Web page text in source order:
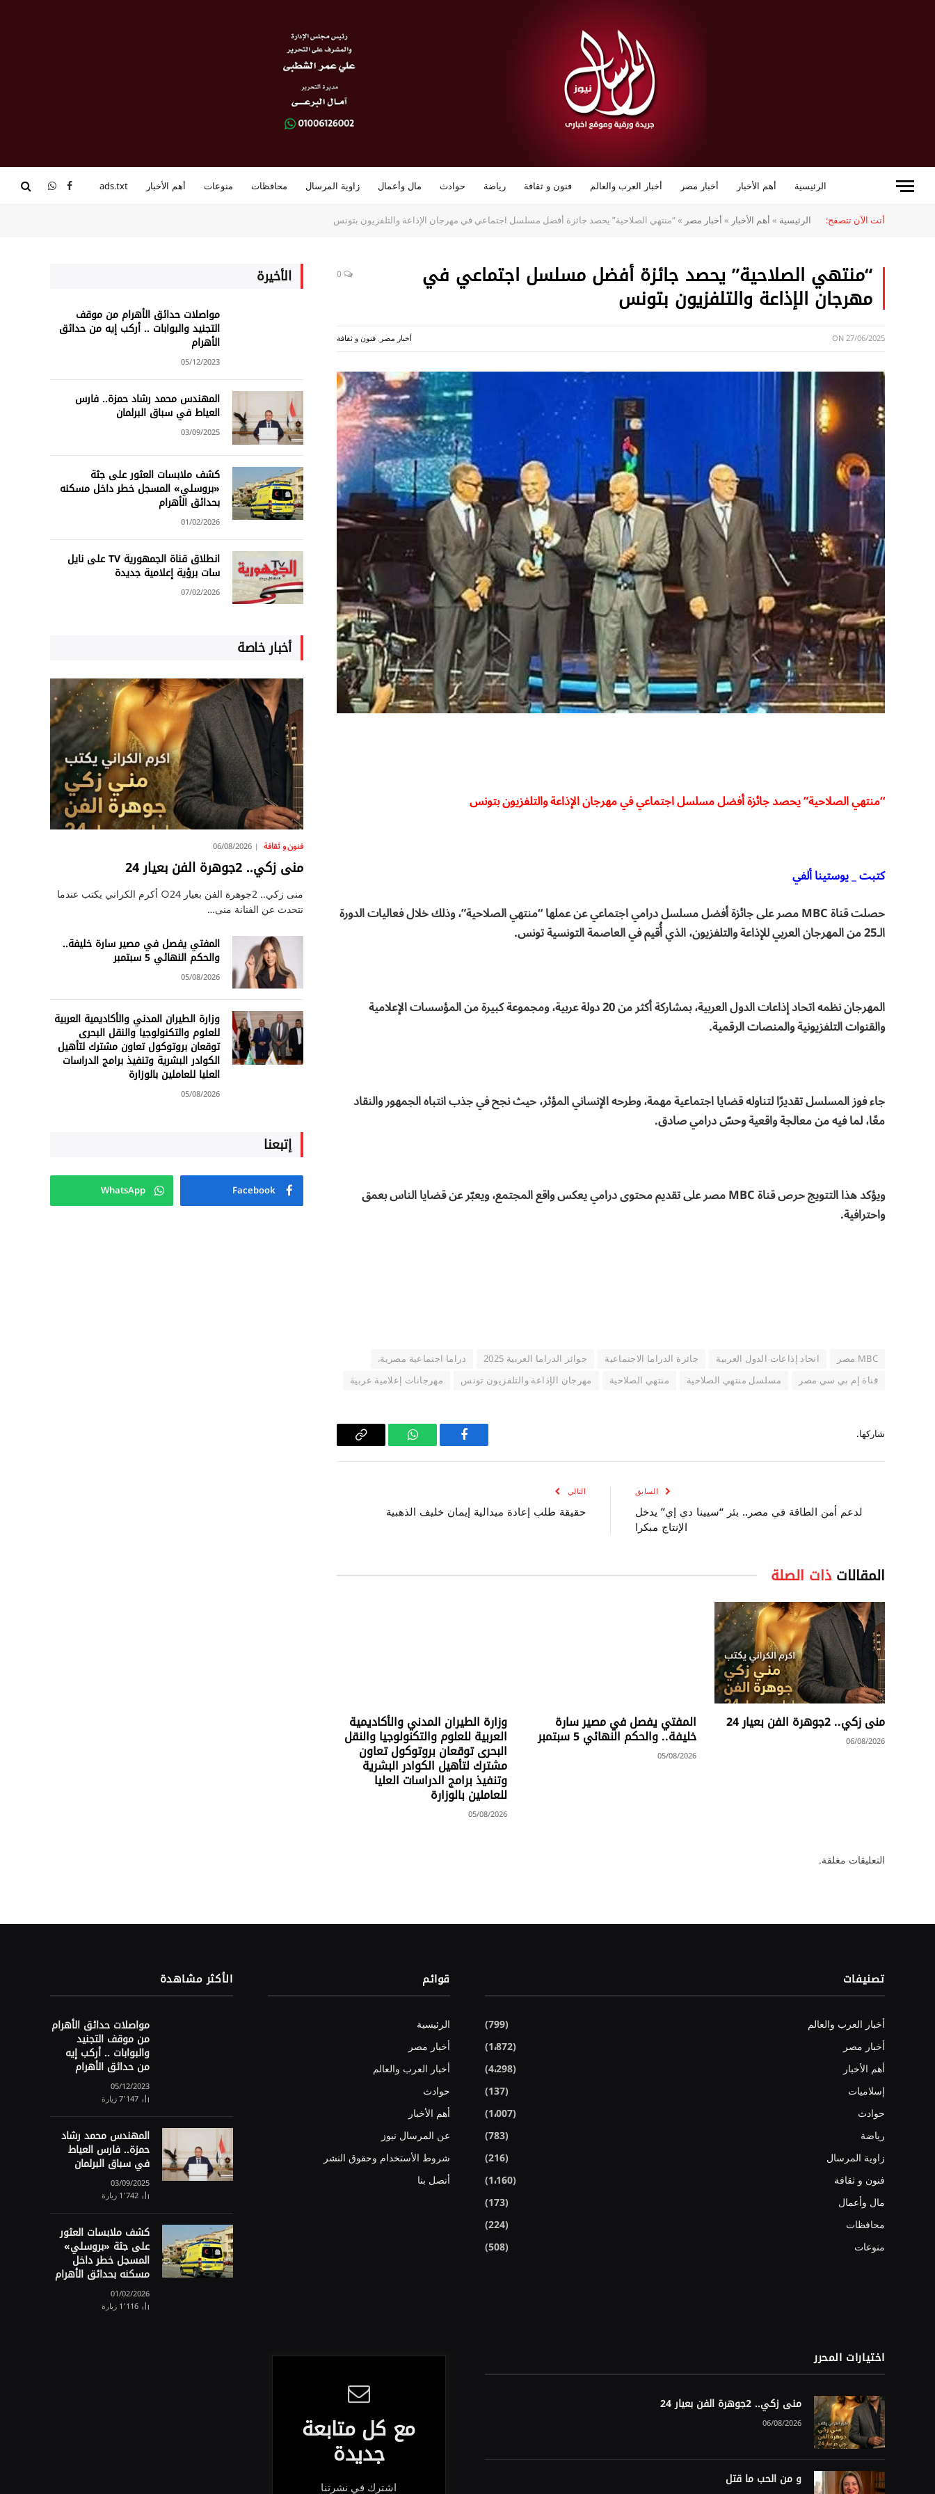
الرئيسية أهم الأخبار أخبار مصر أخبار العرب والعالم فنون و ثقافة رياضة حوادث مال وأعمال زاوية المرسال محافظات منوعات أهم الأخبار ads.txt فيسبوكواتساب
أنت الآن تتصفح: الرئيسية»أهم الأخبار»أخبار مصر»“منتهي الصلاحية” يحصد جائزة أفضل مسلسل اجتماعي في مهرجان الإذاعة والتلفزيون بتونس
“منتهي الصلاحية” يحصد جائزة أفضل مسلسل اجتماعي في
مهرجان الإذاعة والتلفزيون بتونس
ON27/06/2025 أخبار مصر,فنون و ثقافة
“منتهي الصلاحية” يحصد جائزة أفضل مسلسل اجتماعي في مهرجان الإذاعة والتلفزيون بتونس
كتبت _ يوستينا ألفي
حصلت قناة MBC مصر على جائزة أفضل مسلسل درامي اجتماعي عن عملها “منتهي الصلاحية”، وذلك خلال فعاليات الدورة
الـ25 من المهرجان العربي للإذاعة والتلفزيون، الذي أُقيم في العاصمة التونسية تونس.
المهرجان نظمه اتحاد إذاعات الدول العربية، بمشاركة أكثر من 20 دولة عربية، ومجموعة كبيرة من المؤسسات الإعلامية
والقنوات التلفزيونية والمنصات الرقمية.
جاء فوز المسلسل تقديرًا لتناوله قضايا اجتماعية مهمة، وطرحه الإنساني المؤثر، حيث نجح في جذب انتباه الجمهور والنقاد
معًا، لما فيه من معالجة واقعية وحسّ درامي صادق.
ويؤكد هذا التتويج حرص قناة MBC مصر على تقديم محتوى درامي يعكس واقع المجتمع، ويعبّر عن قضايا الناس بعمق
واحترافية.
MBC مصر اتحاد إذاعات الدول العربية جائزة الدراما الاجتماعية جوائز الدراما العربية 2025
دراما اجتماعية مصرية.
قناة إم بي سي مصر
مسلسل منتهي الصلاحية منتهي الصلاحية مهرجان الإذاعة والتلفزيون تونس مهرجانات إعلامية عربية
شاركها.
فيسبوك واتساب
Copy
السابق
لدعم أمن الطاقة في مصر.. بئر “سيينا دي إي” يدخل
الإنتاج مبكرا
التالي
حقيقة طلب إعادة ميدالية إيمان خليف الذهبية
المقالات ذات الصلة
منى زكي.. 2جوهرة الفن بعيار 24
06/08/2026
المفتي يفصل في مصير سارة
خليفة.. والحكم النهائي 5 سبتمبر
05/08/2026
وزارة الطيران المدني والأكاديمية
العربية للعلوم والتكنولوجيا والنقل
البحرى توقعان بروتوكول تعاون
مشترك لتأهيل الكوادر البشرية
وتنفيذ برامج الدراسات العليا
للعاملين بالوزارة
05/08/2026
التعليقات مغلقة.
الأخيرة
مواصلات حدائق الأهرام من موقف
التجنيد والبوابات .. أركب إيه من حدائق
الأهرام
05/12/2023
المهندس محمد رشاد حمزة.. فارس
العياط في سباق البرلمان
03/09/2025
كشف ملابسات العثور على جثة
«بروسلي» المسجل خطر داخل مسكنه
بحدائق الأهرام
01/02/2026
انطلاق قناة الجمهورية TV على نايل
سات برؤية إعلامية جديدة
07/02/2026
أخبار خاصة
فنون و ثقافة 06/08/2026
منى زكي.. 2جوهرة الفن بعيار 24
منى زكي.. 2جوهرة الفن بعيار 24○ أكرم الكراني يكتب عندما
نتحدث عن الفنانة منى…
المفتي يفصل في مصير سارة خليفة..
والحكم النهائي 5 سبتمبر
05/08/2026
وزارة الطيران المدني والأكاديمية العربية
للعلوم والتكنولوجيا والنقل البحرى
توقعان بروتوكول تعاون مشترك لتأهيل
الكوادر البشرية وتنفيذ برامج الدراسات
العليا للعاملين بالوزارة
05/08/2026
إتبعنا
Facebook
WhatsApp
تصنيفات
أخبار العرب والعالم
(799)
أخبار مصر
(1٬872)
أهم الأخبار
(4٬298)
إسلاميات
(137)
حوادث
(1٬007)
رياضة
(783)
زاوية المرسال
(216)
فنون و ثقافة
(1٬160)
مال وأعمال
(173)
محافظات
(224)
منوعات
(508)
قوائم
الرئيسية
أخبار مصر
أخبار العرب والعالم
حوادث
أهم الأخبار
عن المرسال نيوز
شروط الأستخدام وحقوق النشر
أتصل بنا
الأكثر مشاهدة
مواصلات حدائق الأهرام
من موقف التجنيد
والبوابات .. أركب إيه
من حدائق الأهرام
05/12/2023
7٬147زيارة
المهندس محمد رشاد
حمزة.. فارس العياط
في سباق البرلمان
03/09/2025
1٬742زيارة
كشف ملابسات العثور
على جثة «بروسلي»
المسجل خطر داخل
مسكنه بحدائق الأهرام
01/02/2026
1٬116زيارة
اختيارات المحرر
منى زكي.. 2جوهرة الفن بعيار 24
06/08/2026
و من الحب ما قتل
مع كل متابعة
جديدة
اشترك في نشرتنا